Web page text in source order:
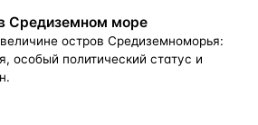
меблированный дом, построенный
650 м² с большой террасой
этаже дома вы попадаете
с бильярдным столом
во всех комнатах и обеспечение
Вся мебель в доме
и входит в стоимость.
бассейн 12x6 м, который окружен
Во дворе есть отдельный
кроватью, ванная комната
Средиземном море
остров Средиземноморья:
особый политический статус и